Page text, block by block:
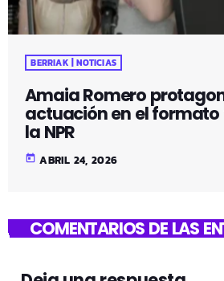
BERRIAK | NOTICIAS
Amaia Romero
actuación en el formato
la NPR
today ABRIL 24, 2026
COMENTARIOS DE LAS